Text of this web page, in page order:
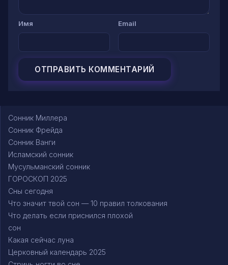
Имя Email
Сонник Миллера
Сонник Фрейда
Сонник Ванги
Исламский сонник
Мусульманский сонник
ГОРОСКОП 2025
Сны сегодня
Что значит твой сон — 10 правил толкования
Что делать если приснился плохой
сон
Какая сейчас луна
Церковный календарь 2025